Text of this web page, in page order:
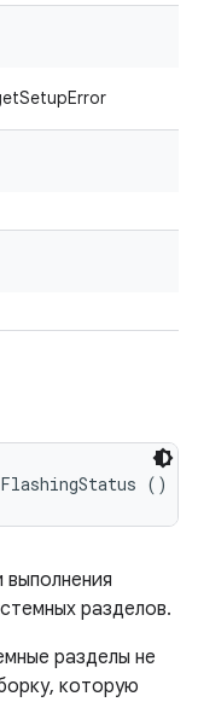
()
разделов.
разделы не
которую